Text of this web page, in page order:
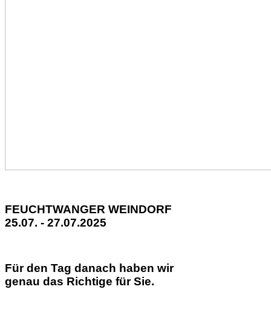
FEUCHTWANGER WEINDORF
25.07. - 27.07.2025
Für den Tag danach haben wir
genau das Richtige für Sie.